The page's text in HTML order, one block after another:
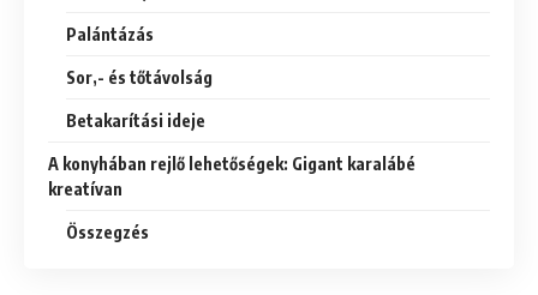
Palántázás
Sor,- és tőtávolság
Betakarítási ideje
A konyhában rejlő lehetőségek: Gigant karalábé
kreatívan
Összegzés